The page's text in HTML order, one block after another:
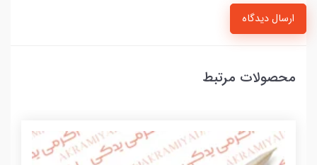
ارسال دیدگاه
محصولات مرتبط